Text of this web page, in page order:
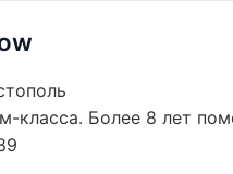
класса. Более 8 лет